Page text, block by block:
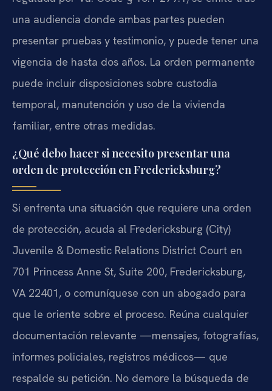
una audiencia donde ambas partes pueden
presentar pruebas y testimonio, y puede tener una
vigencia de hasta dos años. La orden permanente
puede incluir disposiciones sobre custodia
temporal, manutención y uso de la vivienda
familiar, entre otras medidas.
¿Qué debo hacer si necesito presentar una
orden de protección en Fredericksburg?
Si enfrenta una situación que requiere una orden
de protección, acuda al Fredericksburg (City)
Juvenile & Domestic Relations District Court en
701 Princess Anne St, Suite 200, Fredericksburg,
VA 22401, o comuníquese con un abogado para
que le oriente sobre el proceso. Reúna cualquier
documentación relevante —mensajes, fotografías,
informes policiales, registros médicos— que
respalde su petición. No demore la búsqueda de